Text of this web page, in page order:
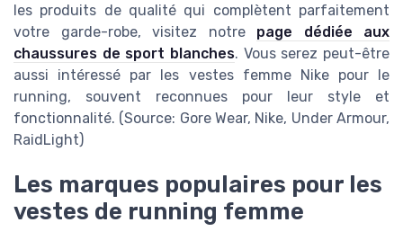
les produits de qualité qui complètent parfaitement
votre garde-robe, visitez notre page dédiée aux
chaussures de sport blanches. Vous serez peut-être
aussi intéressé par les vestes femme Nike pour le
running, souvent reconnues pour leur style et
fonctionnalité. (Source: Gore Wear, Nike, Under Armour,
RaidLight)
Les marques populaires pour les
vestes de running femme